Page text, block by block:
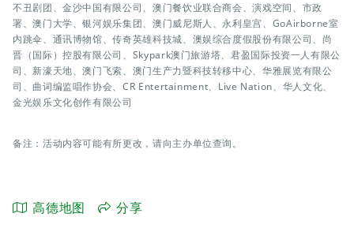
不丑剧团、金沙中国有限公司、澳门餐饮业联合商会、演戏空间、市政
署、澳门大学、银河娱乐集团、澳门威尼斯人、永利皇宫、GoAirborne室
内跳伞、通讯博物馆、传奇英雄科技城、澳娱综合度假股份有限公司、尚
晋（国际）控股有限公司、Skypark澳门旅游塔、君盈国际投资一人有限公
司、新濠天地、澳门飞索、澳门生产力暨科技转移中心、华雅展览有限公
司、曲词编监唱作协会、CR Entertainment、Live Nation、华人文化、
金光娱乐文化创作有限公司
备注：活动内容可能有所更改，请向主办单位查询。
高德地图 分享